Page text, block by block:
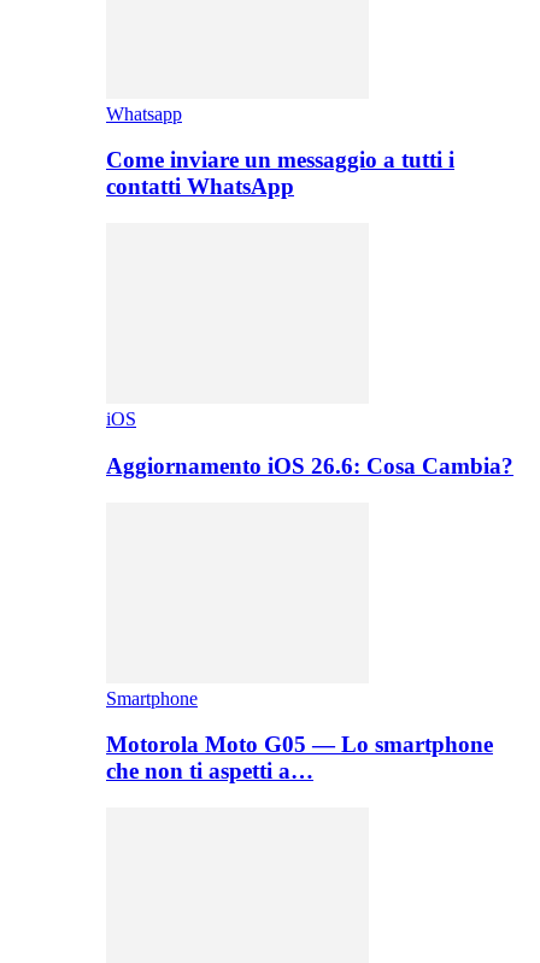
Whatsapp
Come inviare un messaggio a tutti i
contatti WhatsApp
iOS
Aggiornamento iOS 26.6: Cosa Cambia?
Smartphone
Motorola Moto G05 — Lo smartphone
che non ti aspetti a…